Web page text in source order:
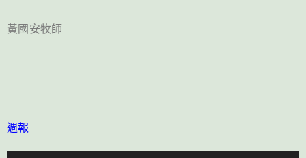
黃國安牧師
週報